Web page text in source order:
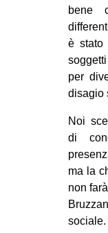
bene
è stato
per
disagio
Noi
di
ma la
non
sociale.